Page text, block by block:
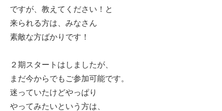
ですが、教えてください！と
来られる方は、みなさん
素敵な方ばかりです！
２期スタートはしましたが、
まだ今からでもご参加可能です。
迷っていたけどやっぱり
やってみたいという方は、